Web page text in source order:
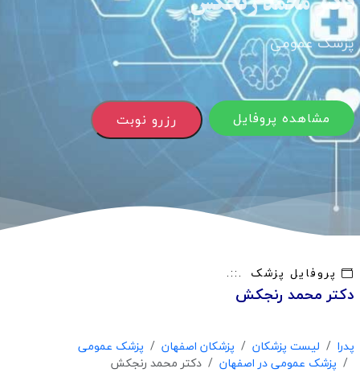
پزشک عمومی
رزرو نوبت مشاهده پروفایل
پروفایل پزشک
دکتر محمد رنجکش
پدرا لیست پزشکان پزشکان اصفهان
پزشک عمومی
پزشک عمومی در اصفهان
دکتر محمد رنجکش